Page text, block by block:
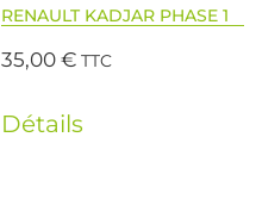
RENAULT KADJAR PHASE 1
35,00€ TTC
Détails